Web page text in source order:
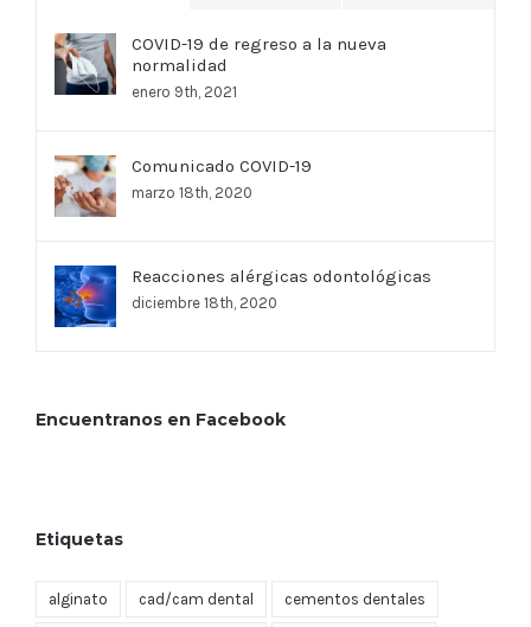
COVID-19 de regreso a la nueva
normalidad
enero 9th, 2021
Comunicado COVID-19
marzo 18th, 2020
Reacciones alérgicas odontológicas
diciembre 18th, 2020
Encuentranos en Facebook
Etiquetas
alginato cad/cam dental cementos dentales